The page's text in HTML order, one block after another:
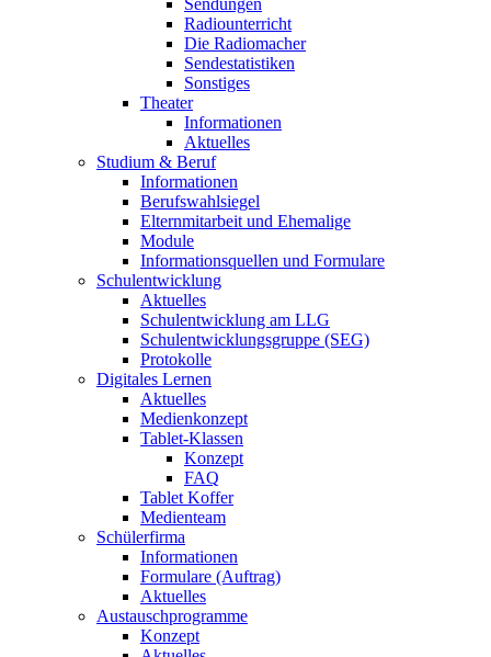
Sendungen
Radiounterricht
Die Radiomacher
Sendestatistiken
Sonstiges
Theater
Informationen
Aktuelles
Studium & Beruf
Informationen
Berufswahlsiegel
Elternmitarbeit und Ehemalige
Module
Informationsquellen und Formulare
Schulentwicklung
Aktuelles
Schulentwicklung am LLG
Schulentwicklungsgruppe (SEG)
Protokolle
Digitales Lernen
Aktuelles
Medienkonzept
Tablet-Klassen
Konzept
FAQ
Tablet Koffer
Medienteam
Schülerfirma
Informationen
Formulare (Auftrag)
Aktuelles
Austauschprogramme
Konzept